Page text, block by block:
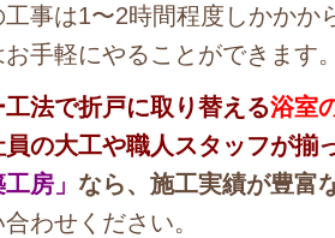
事は1〜2時間程度しかかか
手軽にやることができます。
工法で折戸に取り替える浴室
の大工や職人スタッフが揃
房」 なら、施工実績が豊富
わせください。